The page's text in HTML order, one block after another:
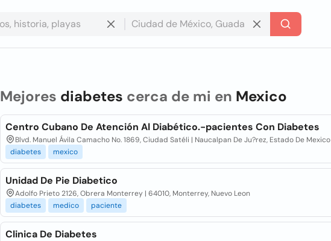
Mejores diabetes cerca de mi en Mexico
Centro Cubano De Atención Al Diabético.-pacientes Con Diabetes
Blvd. Manuel Ávila Camacho No. 1869, Ciudad Satéli | Naucalpan De Ju?rez, Estado De Mexico
diabetes
mexico
Unidad De Pie Diabetico
Adolfo Prieto 2126, Obrera Monterrey | 64010, Monterrey, Nuevo Leon
diabetes
medico paciente
Clinica De Diabetes